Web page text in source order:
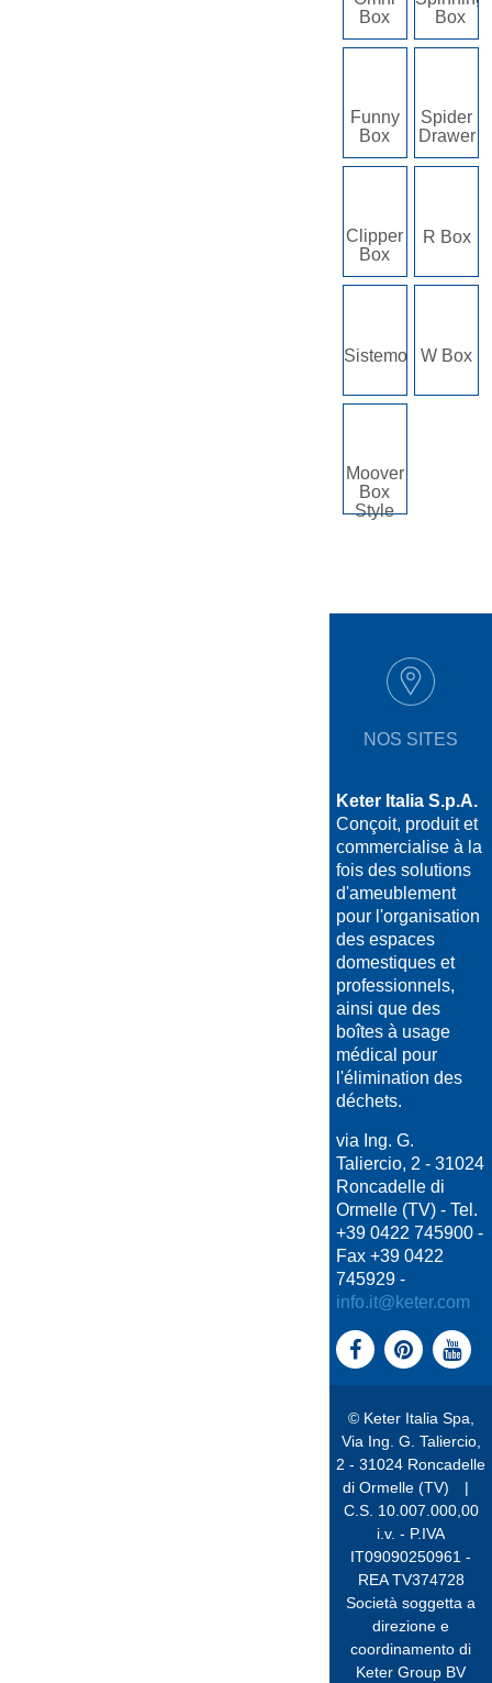
Box
Box
Funny
Box
Spider
Drawer
Clipper
Box
R Box
Sistemo W Box
Moover
Box
Style
NOS SITES
Keter Italia S.p.A.
Conçoit, produit et
commercialise à la
fois des solutions
d'ameublement
pour l'organisation
des espaces
domestiques et
professionnels,
ainsi que des
boîtes à usage
médical pour
l'élimination des
déchets.
via Ing. G.
Taliercio, 2 - 31024
Roncadelle di
Ormelle (TV) - Tel.
+39 0422 745900 -
Fax +39 0422
745929 -
info.it@keter.com
© Keter Italia Spa,
Via Ing. G. Taliercio,
2 - 31024 Roncadelle
di Ormelle (TV)
|
C.S. 10.007.000,00
i.v. - P.IVA
IT09090250961 -
REA TV374728
Società soggetta a
direzione e
coordinamento di
Keter Group BV